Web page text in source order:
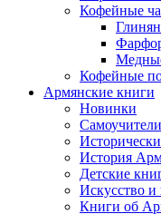
Кофейные
Кофейные
Армянские книги
Новинки
История
Детские
Иcкусство и
Книги об